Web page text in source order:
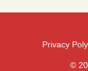
Privacy
©